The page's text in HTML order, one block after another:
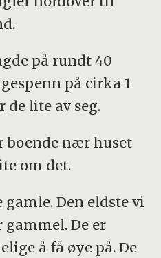
på rundt 40
på cirka 1
de lite av seg.
boende nær huset
om det.
Den eldste vi
gammel. De er
å få øye på. De